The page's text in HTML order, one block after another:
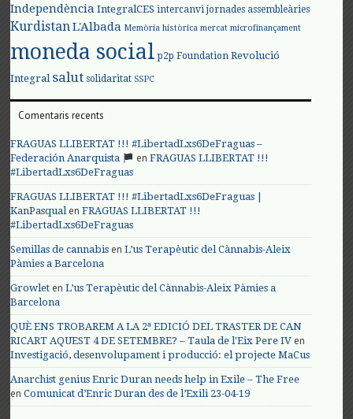
Independència IntegralCES intercanvi jornades assembleàries
KurdistanL'Albada Memòria històrica mercat microfinançament
moneda social p2p Foundation Revolució
Integral salut solidaritat SSPC
Comentaris recents
FRAGUAS LLIBERTAT !!! #LibertadLxs6DeFraguas –
Federación Anarquista
enFRAGUAS LLIBERTAT !!!
#LibertadLxs6DeFraguas
FRAGUAS LLIBERTAT !!! #LibertadLxs6DeFraguas |
KanPasqualenFRAGUAS LLIBERTAT !!!
#LibertadLxs6DeFraguas
Semillas de cannabis enL’us Terapèutic del Cànnabis-Aleix
Pàmies a Barcelona
Growlet enL’us Terapèutic del Cànnabis-Aleix Pàmies a
Barcelona
QUÈ ENS TROBAREM A LA 2ª EDICIÓ DEL TRASTER DE CAN
RICART AQUEST 4 DE SETEMBRE? – Taula de l'Eix Pere IV en
Investigació, desenvolupament i producció: el projecte MaCus
Anarchist genius Enric Duran needs help in Exile – The Free
enComunicat d’Enric Duran des de l’Exili 23-04-19